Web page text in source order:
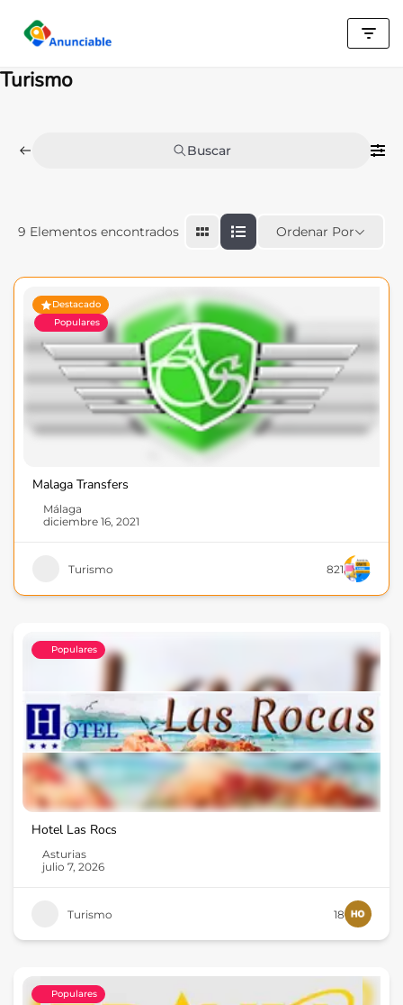
Saltar
contenido
Turismo
Buscar
9 Elementos encontrados Ordenar Por
Destacado
Populares
Malaga Transfers
Málaga
diciembre 16, 2021
Turismo 821
Populares
Hotel Las Rocs
Asturias
julio 7, 2026
Turismo 18
Populares